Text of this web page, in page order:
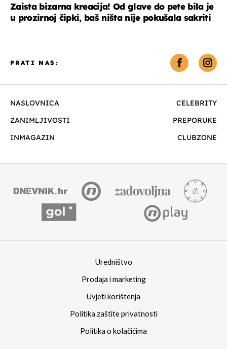
Zaista bizarna kreacija! Od glave do pete bila je
u prozirnoj čipki, baš ništa nije pokušala sakriti
NASLOVNICA
CELEBRITY
ZANIMLJIVOSTI
PREPORUKE
INMAGAZIN
CLUBZONE
PRATI NAS:
Uredništvo
Prodaja i marketing
Uvjeti korištenja
Politika zaštite privatnosti
Politika o kolačićima